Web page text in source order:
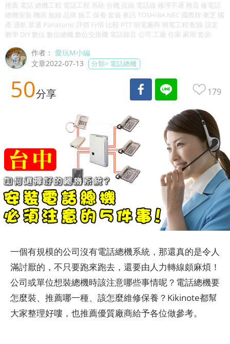
推薦 電話 總機工程 電話工程 系統 分機 拉線 電話線 修理不通 雜音 修電話
總機安裝 機房 無線 品牌 施工 保養 套裝 東訊 TOSHIBA NEC 國際牌 東芝 國
產 通航 眾通 Panasonic 評價 行情 比較 PTT 弱電廠商 弱電工程 配線 設定
教學 DIY 數位 數位總機 數位交換機 電話錄音 公司 工廠 住家 家用 套房
作者：愛玩M小編
文章2022-07-13
分類> 電話總機
50分享 179
一個有規模的公司沒有電話總機系統，那還真的是令人
滿討厭的，不只要跑來跑去，還要由人力轉線頗麻煩！
公司或單位想裝總機時該注意哪些事情呢？電話總機要
怎麼裝、推薦哪一種、該怎麼維修保養？Kikinote都幫
大家整理好嘍，也推薦優質廠商給予各位做參考。